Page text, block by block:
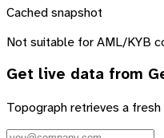
Cached snapshot
Not suitable for AML/KYB
Get live data from
Topograph retrieves a